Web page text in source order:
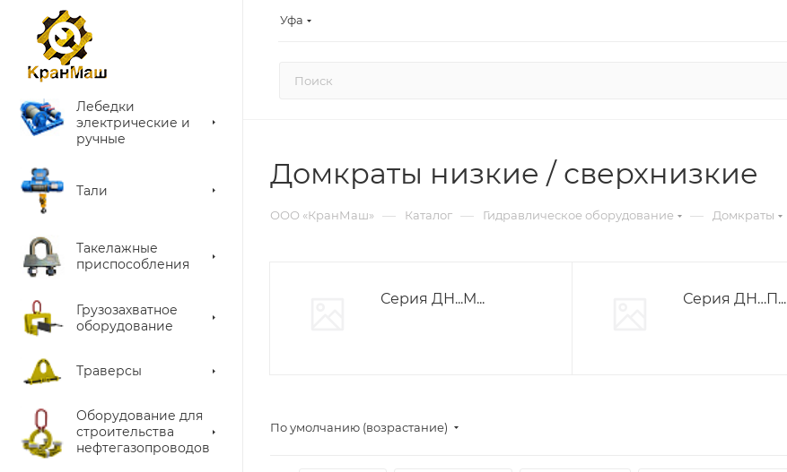
Уфа
Лебедки
электрические и
ручные
Тали
Такелажные
приспособления
Грузозахватное
оборудование
Траверсы
Оборудование для
строительства
нефтегазопроводов
Домкраты низкие / сверхнизкие
ООО «КранМаш» — Каталог — Гидравлическое оборудование — Домкраты
Серия ДН...М... Серия ДН…П...
По умолчанию (возрастание)